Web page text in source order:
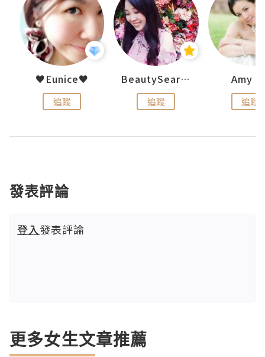
♥Eunice♥
追蹤
BeautySearch
追蹤
Amy
追蹤
發表評論
登入發表評論
更多女生文章推薦